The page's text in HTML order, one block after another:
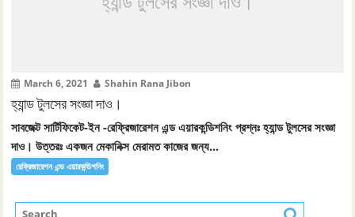
March 6, 2021 Shahin Rana Jibon
হ্যান্ড টুলসের সংজ্ঞা দাও।
সাবজেক্ট সার্টিফিকেট-ইন -রেফ্রিজারেশন এন্ড এয়ারকন্ডিশনিং প্রশ্নঃ হ্যান্ড টুলসের সংজ্ঞা
দাও। উত্তরঃ একজন মেকানিক্স মেরামত কাজের জন্য...
রেফ্রিজারেশন এন্ড এয়ারকন্ডিশনিং